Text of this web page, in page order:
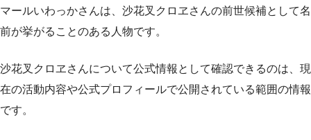
マールいわっかさんは、沙花叉クロヱさんの前世候補として名
前が挙がることのある人物です。
沙花叉クロヱさんについて公式情報として確認できるのは、現
在の活動内容や公式プロフィールで公開されている範囲の情報
です。